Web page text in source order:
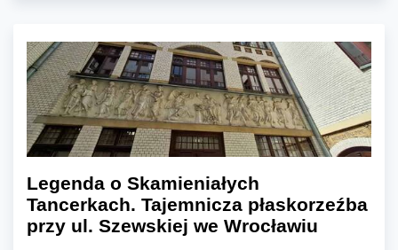
Legenda o Skamieniałych
Tancerkach. Tajemnicza płaskorzeźba
przy ul. Szewskiej we Wrocławiu